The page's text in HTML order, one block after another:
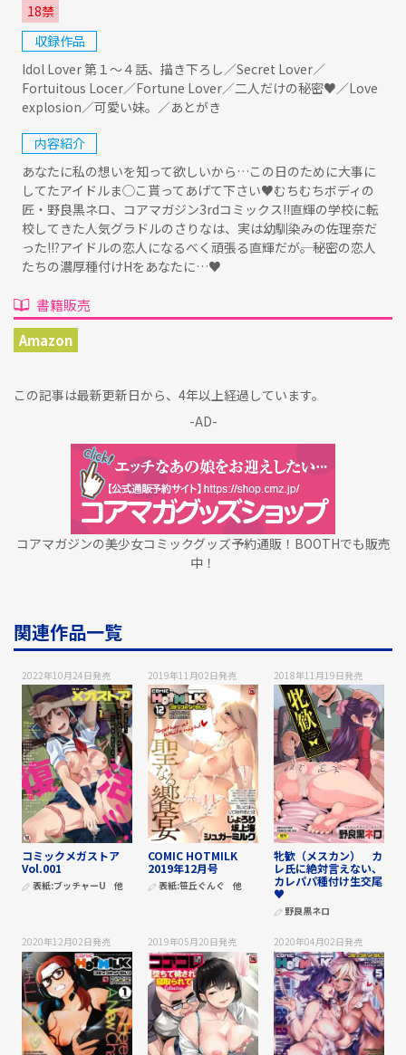
18禁
収録作品
Idol Lover 第１～４話、描き下ろし／Secret Lover／
Fortuitous Locer／Fortune Lover／二人だけの秘密♥／Love
explosion／可愛い妹。／あとがき
内容紹介
あなたに私の想いを知って欲しいから…この日のために大事に
してたアイドルま◯こ貰ってあげて下さい♥むちむちボディの
匠・野良黒ネロ、コアマガジン3rdコミックス!!直輝の学校に転
校してきた人気グラドルのさりなは、実は幼馴染みの佐理奈だ
った!!?アイドルの恋人になるべく頑張る直輝だが――。秘密の恋人
たちの濃厚種付けHをあなたに…♥
書籍販売
Amazon
この記事は最新更新日から、4年以上経過しています。
-AD-
コアマガジンの美少女コミックグッズ予約通販！BOOTHでも販売
中！
関連作品一覧
2022年10月24日発売
コミックメガストア
Vol.001
表紙:ブッチャーU 他
2019年11月02日発売
COMIC HOTMILK
2019年12月号
表紙:笹丘ぐんぐ 他
2018年11月19日発売
牝歓（メスカン） カ
レ氏に絶対言えない、
カレパパ種付け生交尾
♥
野良黒ネロ
2020年12月02日発売 2019年05月20日発売 2020年04月02日発売